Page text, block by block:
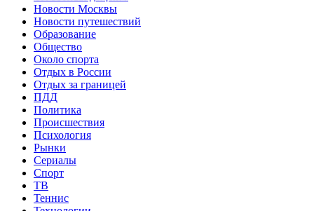
Новости Москвы
Новости путешествий
Образование
Общество
Около спорта
Отдых в России
Отдых за границей
ПДД
Политика
Происшествия
Психология
Рынки
Сериалы
Спорт
ТВ
Теннис